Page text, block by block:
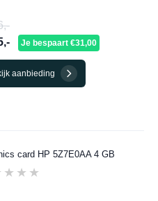
Je bespaart €31,00
aanbieding
card HP 5Z7E0AA 4 GB